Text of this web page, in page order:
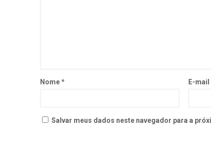
Nome* E-mail
Salvar meus dados neste navegador para a